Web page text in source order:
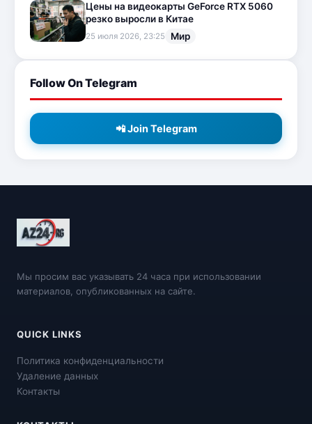
Цены на видеокарты GeForce RTX 5060
резко выросли в Китае
25 июля 2026, 23:25 Мир
Follow On Telegram
📲 Join Telegram
Мы просим вас указывать 24 часа при использовании
материалов, опубликованных на сайте.
QUICK LINKS
Политика конфиденциальности
Удаление данных
Контакты